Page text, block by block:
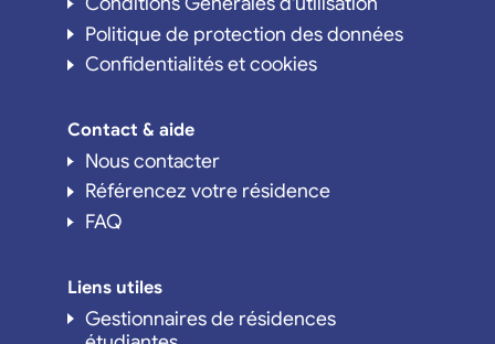
Politique de protection des données
Confidentialités et cookies
Contact & aide
Nous contacter
Référencez votre résidence
FAQ
Liens utiles
Gestionnaires de résidences